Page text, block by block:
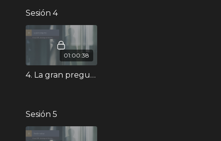
Sesión 4
01:00:38
4. La gran pregunta - Curso XII
Sesión 5